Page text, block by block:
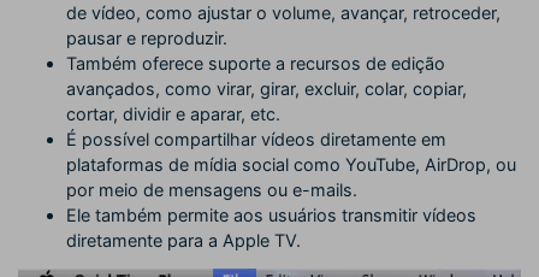
de vídeo, como ajustar o volume, avançar, retroceder,
pausar e reproduzir.
Também oferece suporte a recursos de edição
avançados, como virar, girar, excluir, colar, copiar,
cortar, dividir e aparar, etc.
É possível compartilhar vídeos diretamente em
plataformas de mídia social como YouTube, AirDrop, ou
por meio de mensagens ou e-mails.
Ele também permite aos usuários transmitir vídeos
diretamente para a Apple TV.